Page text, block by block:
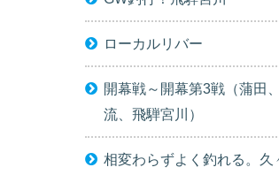
ローカルリバー
開幕戦～開幕第3戦（蒲田
流、飛騨宮川）
相変わらずよく釣れる。久